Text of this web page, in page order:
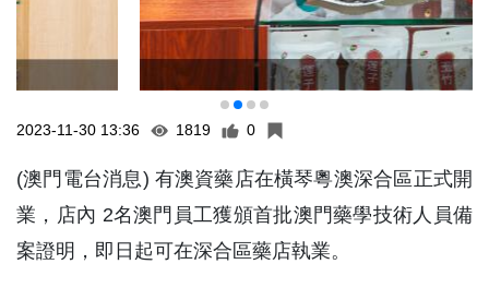
2023-11-30 13:36 1819 0
(澳門電台消息) 有澳資藥店在橫琴粵澳深合區正式開
業，店內 2名澳門員工獲頒首批澳門藥學技術人員備
案證明，即日起可在深合區藥店執業。